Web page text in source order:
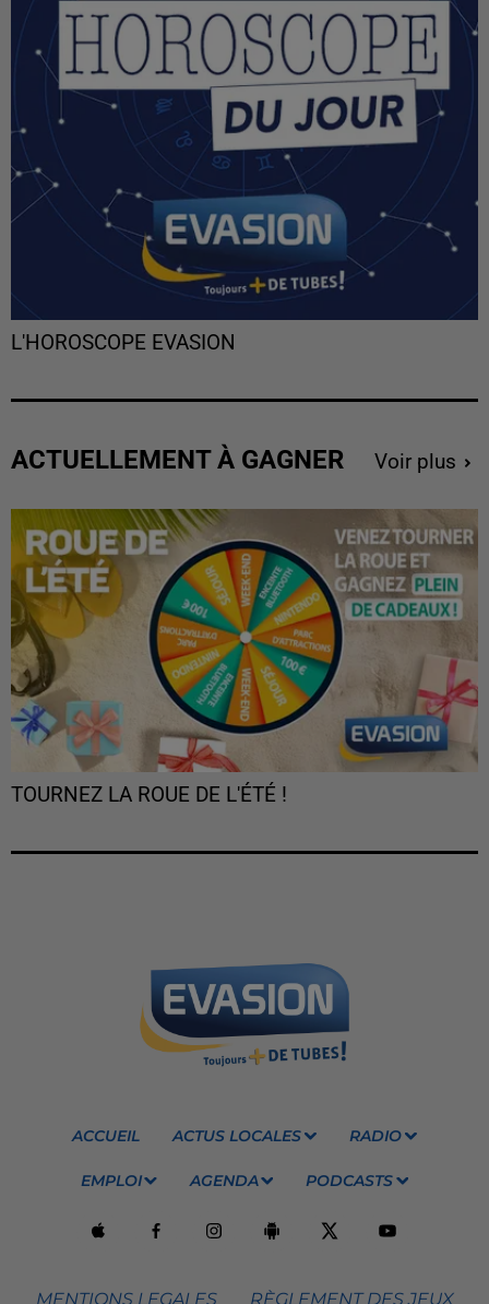
L'HOROSCOPE EVASION
ACTUELLEMENT À GAGNER Voir plus
TOURNEZ LA ROUE DE L'ÉTÉ !
ACCUEIL ACTUS LOCALES RADIO
EMPLOI AGENDA PODCASTS
MENTIONS LEGALES RÈGLEMENT DES JEUX